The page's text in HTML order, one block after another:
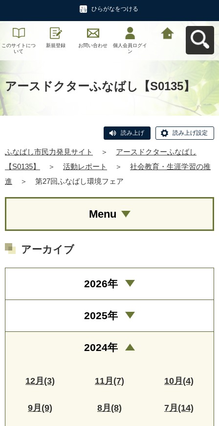
ひらがなをつける
このサイトにつ
いて
新規登録 お問い合わせ
個人会員ログイ
ン
アースドクターふなばし【S0135】
読み上げ 読み上げ設定
ふなばし市民力発見サイト ＞
アースドクターふなばし
【S0135】
＞ 活動レポート ＞
社会教育・生涯学習の推
進
＞ 第27回ふなばし環境フェア
Menu
アーカイブ
2026年
2025年
2024年
12月(3) 11月(7) 10月(4)
9月(9) 8月(8) 7月(14)